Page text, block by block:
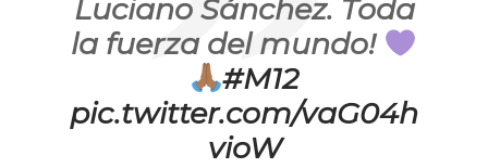
Luciano Sánchez. Toda
la fuerza del mundo!
#M12
pic.twitter.com/vaG04h
vioW